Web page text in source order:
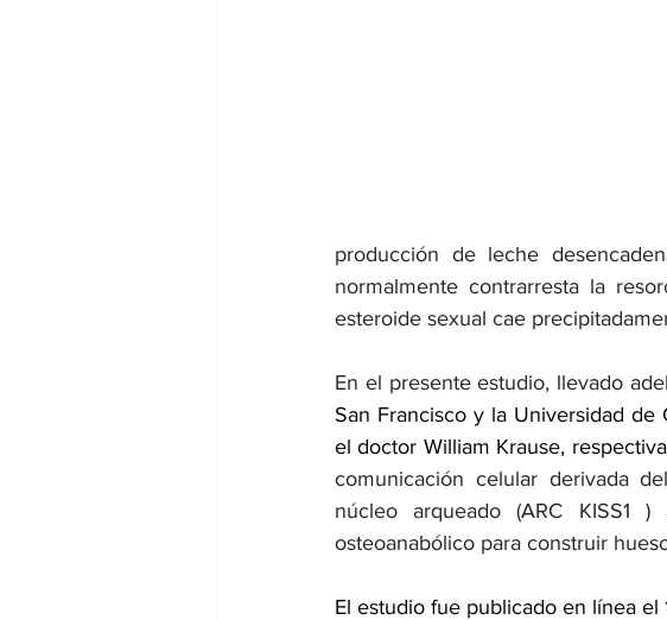
producción de leche
normalmente contrarresta la
esteroide sexual cae
En el presente estudio, llevado
San Francisco y la Universidad
el doctor William Krause,
comunicación celular derivada
núcleo arqueado (ARC
osteoanabólico para construir
El estudio fue publicado en línea el